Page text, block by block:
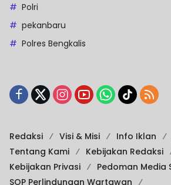
Polri
pekanbaru
Polres Bengkalis
Redaksi Visi & Misi Info Iklan
Tentang Kami
Kebijakan Redaksi
Kebijakan Privasi
Pedoman Media
SOP Perlindungan Wartawan